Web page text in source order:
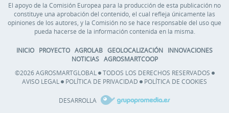
El apoyo de la Comisión Europea para la producción de esta publicación no
constituye una aprobación del contenido, el cual refleja únicamente las
opiniones de los autores, y la Comisión no se hace responsable del uso que
pueda hacerse de la información contenida en la misma.
INICIO PROYECTO AGROLAB GEOLOCALIZACIÓN
INNOVACIONES
NOTICIAS AGROSMARTCOOP
©2026 AGROSMARTGLOBAL
TODOS LOS DERECHOS RESERVADOS
AVISO LEGAL
POLÍTICA DE PRIVACIDAD POLÍTICA DE COOKIES
DESARROLLA